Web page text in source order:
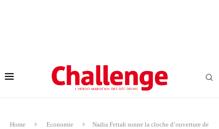
Home Economie
Nadia Fettah sonne la cloche d’ouverture de